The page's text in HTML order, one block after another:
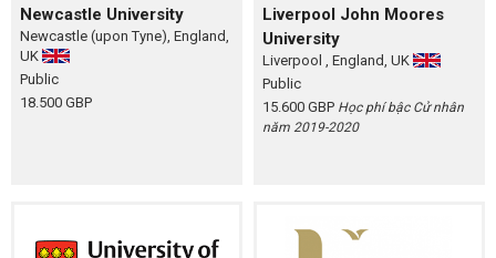
Newcastle University
Newcastle (upon Tyne), England,
UK
Public
18.500 GBP
Liverpool John Moores
University
Liverpool , England, UK
Public
15.600 GBP Học phí bậc Cử nhân
năm 2019-2020